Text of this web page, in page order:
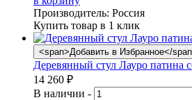
Производитель: Россия
Купить товар в 1 клик
<span>Добавить в Избранное</
Деревянный стул Лауро патина
14 260 ₽
В наличии -